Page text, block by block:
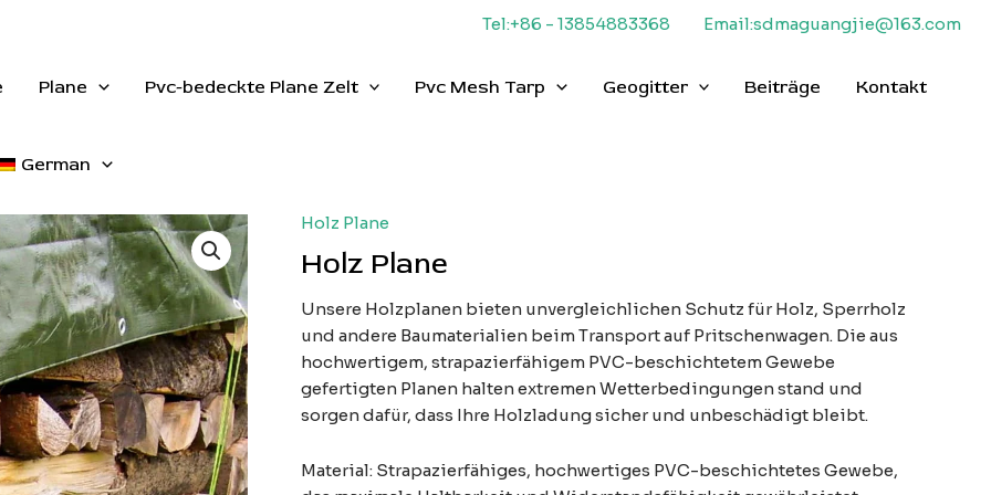
Tel:+86 - 13854883368 Email:sdmaguangjie@163.com
Plane Pvc-bedeckte Plane Zelt Pvc Mesh Tarp Geogitter Beiträge Kontakt
German
Holz Plane
Holz Plane
Unsere Holzplanen bieten unvergleichlichen Schutz für Holz, Sperrholz
und andere Baumaterialien beim Transport auf Pritschenwagen. Die aus
hochwertigem, strapazierfähigem PVC-beschichtetem Gewebe
gefertigten Planen halten extremen Wetterbedingungen stand und
sorgen dafür, dass Ihre Holzladung sicher und unbeschädigt bleibt.
Material: Strapazierfähiges, hochwertiges PVC-beschichtetes Gewebe,